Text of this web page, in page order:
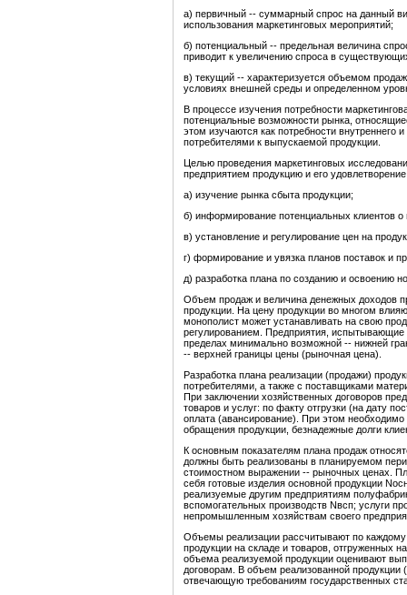
а) первичный -- суммарный спрос на данный
использования маркетинговых мероприятий;
б) потенциальный -- предельная величина
приводит к увеличению спроса в
в) текущий -- характеризуется объемом
условиях внешней среды и определенном
В процессе изучения потребности
потенциальные возможности рынка,
этом изучаются как потребности
потребителями к выпускаемой продукции.
Целью проведения маркетинговых
предприятием продукцию и его
а) изучение рынка сбыта продукции;
б) информирование потенциальных клиентов о
в) установление и регулирование цен на
г) формирование и увязка планов поставок и
д) разработка плана по созданию и освоению
Объем продаж и величина денежных доходов
продукции. На цену продукции во многом
монополист может устанавливать на свою
регулированием. Предприятия, испытывающие
пределах минимально возможной -- нижней
-- верхней границы цены (рыночная цена).
Разработка плана реализации (продажи)
потребителями, а также с поставщиками
При заключении хозяйственных договоров
товаров и услуг: по факту отгрузки (на дату
оплата (авансирование). При этом
обращения продукции, безнадежные долги
К основным показателям плана продаж
должны быть реализованы в планируемом
стоимостном выражении -- рыночных ценах.
себя готовые изделия основной продукции
реализуемые другим предприятиям
вспомогательных производств Nвсп; услуги
непромышленным хозяйствам своего
Объемы реализации рассчитывают по каждому
продукции на складе и товаров, отгруженных
объема реализуемой продукции оценивают
договорам. В объем реализованной
отвечающую требованиям государственных